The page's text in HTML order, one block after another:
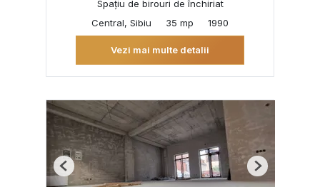
Spațiu de birouri de închiriat
Central, Sibiu
35 mp 1990
Vezi mai multe detalii
Previous Next